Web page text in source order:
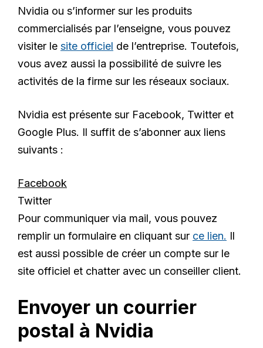
Nvidia ou s’informer sur les produits
commercialisés par l’enseigne, vous pouvez
visiter le site officiel de l’entreprise. Toutefois,
vous avez aussi la possibilité de suivre les
activités de la firme sur les réseaux sociaux.
Nvidia est présente sur Facebook, Twitter et
Google Plus. Il suffit de s’abonner aux liens
suivants :
Facebook
Twitter
Pour communiquer via mail, vous pouvez
remplir un formulaire en cliquant sur ce lien. Il
est aussi possible de créer un compte sur le
site officiel et chatter avec un conseiller client.
Envoyer un courrier
postal à Nvidia